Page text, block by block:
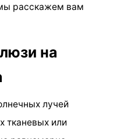
расскажем вам
на
лучей
тканевых или